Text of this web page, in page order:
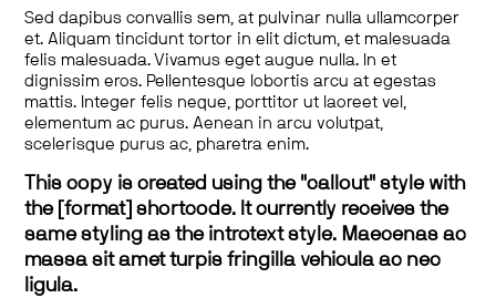
Sed dapibus convallis sem, at pulvinar nulla ullamcorper
et. Aliquam tincidunt tortor in elit dictum, et malesuada
felis malesuada. Vivamus eget augue nulla. In et
dignissim eros. Pellentesque lobortis arcu at egestas
mattis. Integer felis neque, porttitor ut laoreet vel,
elementum ac purus. Aenean in arcu volutpat,
scelerisque purus ac, pharetra enim.
This copy is created using the "callout" style with
the [format] shortcode. It currently receives the
same styling as the introtext style. Maecenas ac
massa sit amet turpis fringilla vehicula ac nec
ligula.